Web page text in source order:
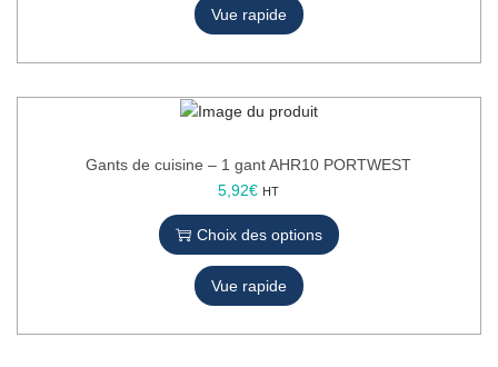
e
u
r
v
r
i
t
i
o
n
s
o
d
u
t
p
l
u
s
i
e
u
r
Vue rapide
Gants de cuisine – 1 gant AHR10 PORTWEST
5,92€ HT
Choix des options
C
e
p
r
o
d
u
Vue rapide